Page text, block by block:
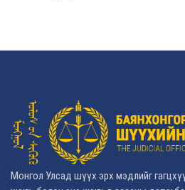
Монгол Улсад шүүх эрх мэдлийг